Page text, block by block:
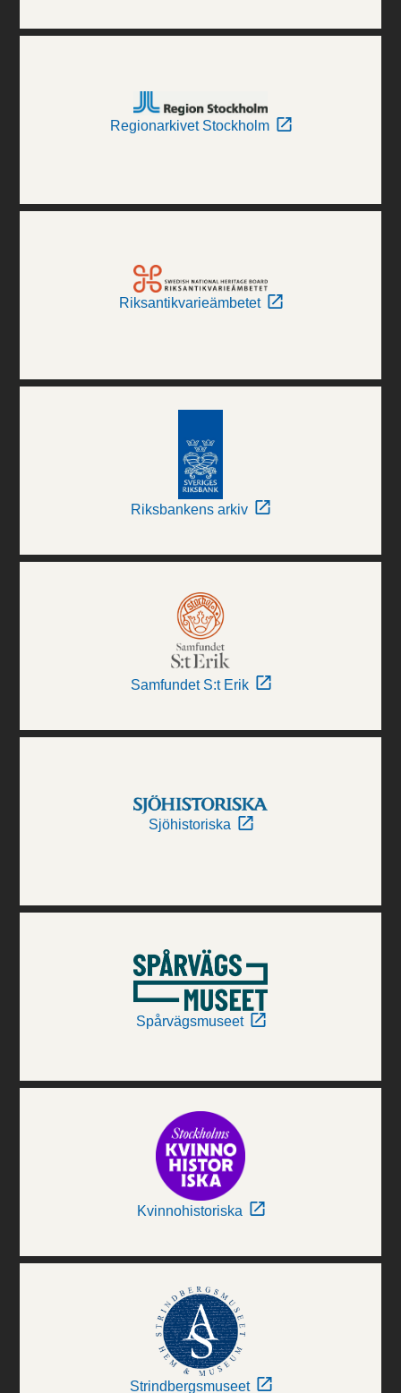
Regionarkivet Stockholm
Riksantikvarieämbetet
Riksbankens arkiv
Samfundet S:t Erik
Sjöhistoriska
Spårvägsmuseet
Kvinnohistoriska
Strindbergsmuseet